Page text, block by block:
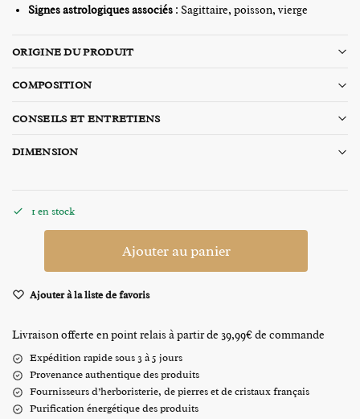
Signes astrologiquesassociés : Sagittaire, poisson, vierge
ORIGINE DU PRODUIT
COMPOSITION
CONSEILS ET ENTRETIENS
DIMENSION
1 en stock
Ajouter au panier
Ajouter à la liste de favoris
Livraison offerte en point relais à partir de 39,99€ de commande
Expédition rapide sous 3 à 5 jours
Provenance authentique des produits
Fournisseurs d’herboristerie, de pierres et de cristaux français
Purification énergétique des produits